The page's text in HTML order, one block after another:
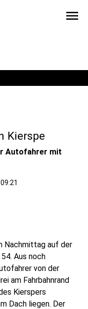
menu
Kierspe
Autofahrer mit
Nachmittag auf der
Aus noch
von der
am Fahrbahnrand
Kierspers
Dach liegen. Der